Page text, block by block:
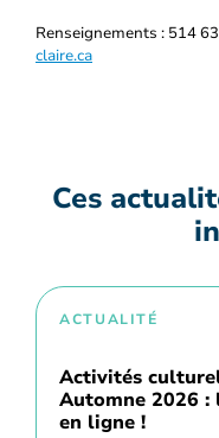
Renseignements : 514
claire.ca
Ces
ACTUALITÉ
Activités
Automne 2026
en ligne !